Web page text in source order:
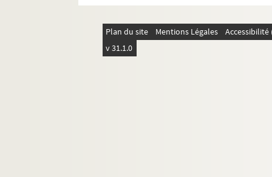
Plan du site Mentions Légales
v 31.1.0